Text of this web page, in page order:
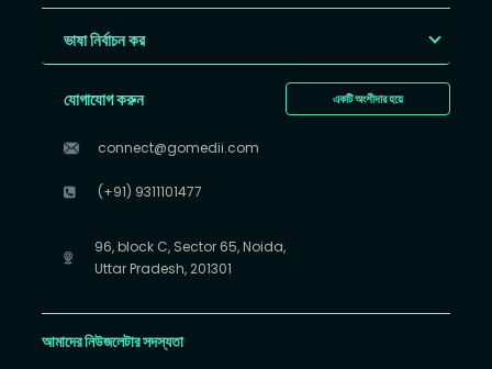
ভাষা নির্বাচন কর
একটি অংশীদার হয়ে
যোগাযোগ করুন
connect@gomedii.com
(+91) 9311101477
96, block C, Sector 65, Noida,
Uttar Pradesh, 201301
আমাদের নিউজলেটার সদস্যতা